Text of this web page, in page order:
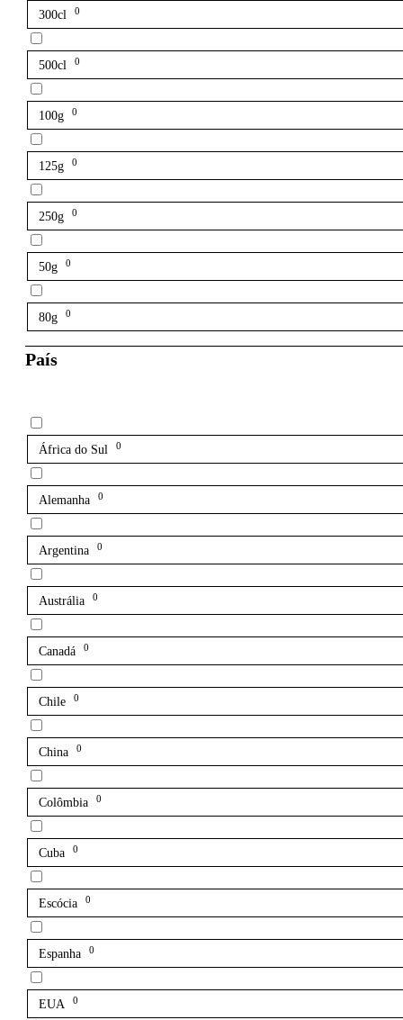
300cl 0
500cl 0
100g 0
125g 0
250g 0
50g 0
80g 0
País
África do Sul 0
Alemanha 0
Argentina 0
Austrália 0
Canadá 0
Chile 0
China 0
Colômbia 0
Cuba 0
Escócia 0
Espanha 0
EUA 0